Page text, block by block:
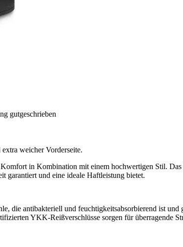
gutgeschrieben
weicher Vorderseite.
in Kombination mit einem hochwertigen Stil.
garantiert und eine ideale Haftleistung bietet.
die antibakteriell und feuchtigkeitsabsorbierend ist
YKK-Reißverschlüsse sorgen für überragende